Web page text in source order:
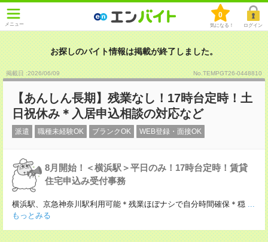
メニュー
0
気になる！ ログイン
お探しのバイト情報は掲載が終了しました。
掲載日 :2026/06/09 No.TEMPGT26-0448810
【あんしん長期】残業なし！17時台定時！土
日祝休み＊入居申込相談の対応など
派遣 職種未経験OK ブランクOK WEB登録・面接OK
8月開始！＜横浜駅＞平日のみ！17時台定時！賃貸
住宅申込み受付事務
横浜駅、京急神奈川駅利用可能＊残業ほぼナシで自分時間確保＊穏 ...
もっとみる